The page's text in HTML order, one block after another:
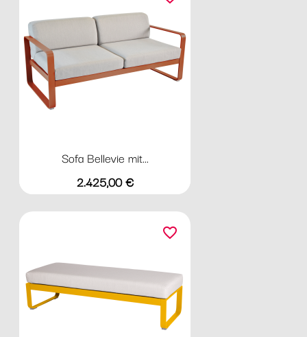
Sofa Bellevie mit...
Preis
2.425,00 €
favorite_border